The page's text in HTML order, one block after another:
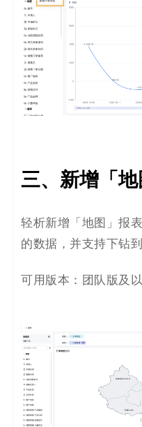
三、新增「
轻析新增「地图」报
的数据，并支持下钻
可用版本：团队版及